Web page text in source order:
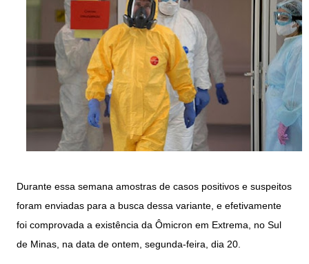
Durante essa semana amostras de casos positivos e suspeitos
foram enviadas para a busca dessa variante, e efetivamente
foi comprovada a existência da Ômicron em Extrema, no Sul
de Minas, na data de ontem, segunda-feira, dia 20.